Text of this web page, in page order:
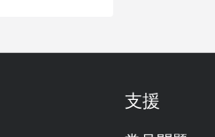
支援